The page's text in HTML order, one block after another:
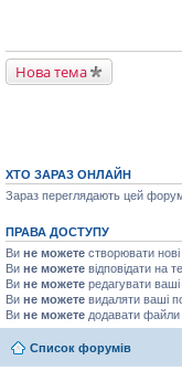
Нова тема
ХТО ЗАРАЗ ОНЛАЙН
Зараз переглядають цей
ПРАВА ДОСТУПУ
Ви не можете створювати
Ви не можете відповідати на
Ви не можете редагувати
Ви не можете видаляти ваші
Ви не можете додавати
Список форумів